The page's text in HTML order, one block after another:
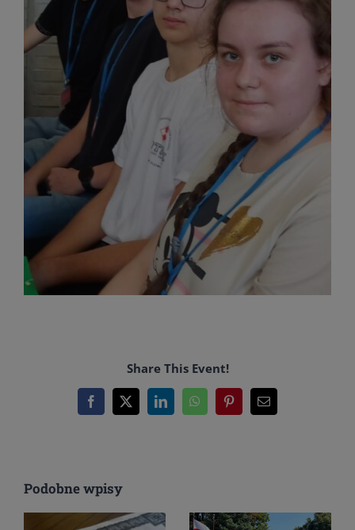
Share This Event!
Facebook
X LinkedInWhatsAppPinterestEmail
Podobne wpisy